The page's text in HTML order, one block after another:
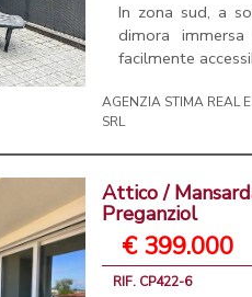
In zona sud, a
dimora
facilmente
AGENZIA STIMA REAL
SRL
Attico /
Preganziol
€ 399.000
RIF. CP422-6